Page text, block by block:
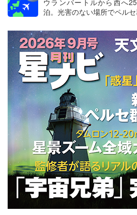
泊。光害のない場所でペル